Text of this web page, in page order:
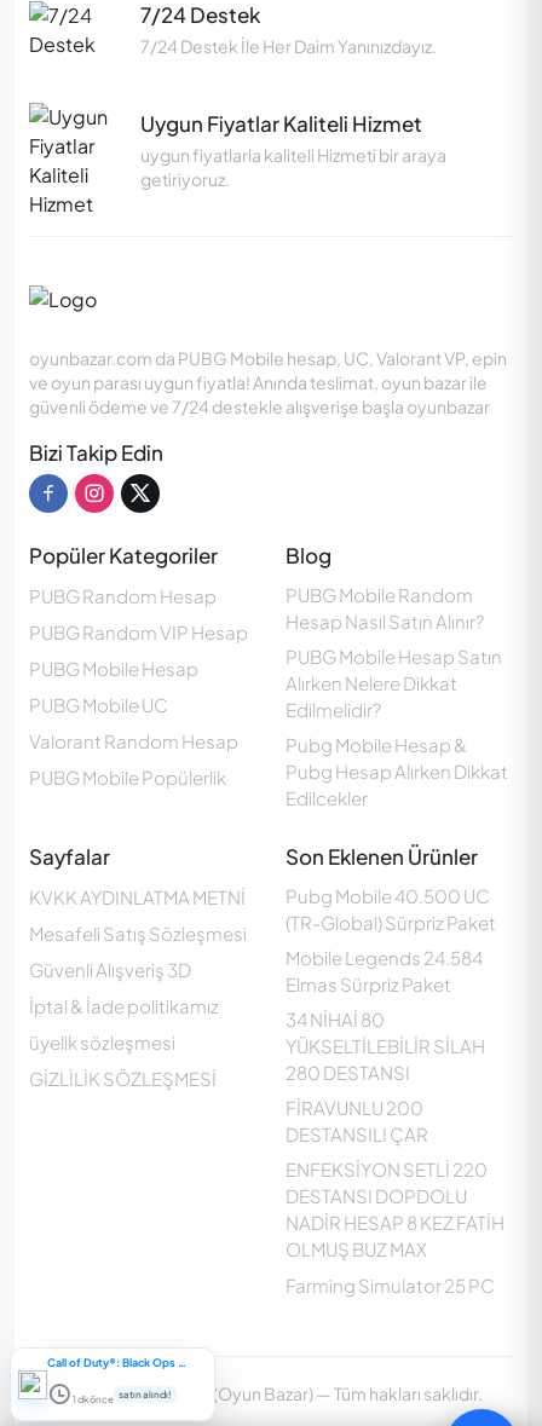
7/24 Destek
7/24 Destek İle Her Daim Yanınızdayız.
Uygun Fiyatlar Kaliteli Hizmet
uygun fiyatlarla kaliteli Hizmeti bir araya
getiriyoruz.
oyunbazar.com da PUBG Mobile hesap, UC, Valorant VP, epin
ve oyun parası uygun fiyatla! Anında teslimat, oyun bazar ile
güvenli ödeme ve 7/24 destekle alışverişe başla oyunbazar
Bizi Takip Edin
Popüler Kategoriler
PUBG Random Hesap
PUBG Random VIP Hesap
PUBG Mobile Hesap
PUBG Mobile UC
Valorant Random Hesap
PUBG Mobile Popülerlik
Blog
PUBG Mobile Random
Hesap Nasıl Satın Alınır?
PUBG Mobile Hesap Satın
Alırken Nelere Dikkat
Edilmelidir?
Pubg Mobile Hesap &
Pubg Hesap Alırken Dikkat
Edilcekler
Sayfalar
KVKK AYDINLATMA METNİ
Mesafeli Satış Sözleşmesi
Güvenli Alışveriş 3D
İptal & İade politikamız
üyelik sözleşmesi
GİZLİLİK SÖZLEŞMESİ
Son Eklenen Ürünler
Pubg Mobile 40.500 UC
(TR-Global) Sürpriz Paket
Mobile Legends 24.584
Elmas Sürpriz Paket
34 NİHAİ 80
YÜKSELTİLEBİLİR SİLAH
280 DESTANSI
FİRAVUNLU 200
DESTANSILI ÇAR
ENFEKSİYON SETLİ 220
DESTANSI DOPDOLU
NADİR HESAP 8 KEZ FATİH
OLMUŞ BUZ MAX
Farming Simulator 25 PC
2023 © OyunBazar (Oyun Bazar) — Tüm hakları saklıdır.
Call of Duty®: Black Ops Cold War
1 dk önce satın alındı!